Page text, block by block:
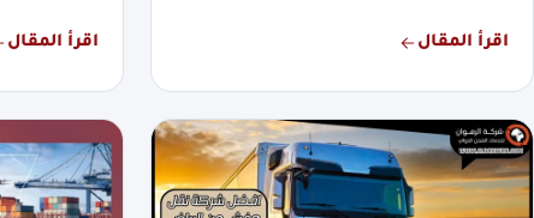
اقرأ المقال اقرأ المقال